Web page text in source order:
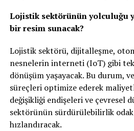
Lojistik sektörünün yolculuğu
bir resim sunacak?
Lojistik sektörü, dijitalleşme,
nesnelerin interneti (IoT) gibi
dönüşüm yaşayacak. Bu durum,
süreçleri optimize ederek
değişikliği endişeleri ve çevresel
sektörünün sürdürülebilirlik
hızlandıracak.